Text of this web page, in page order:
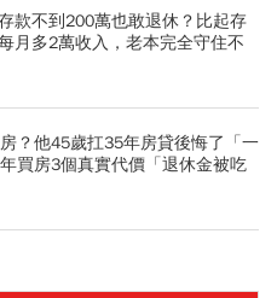
款不到200萬也敢退休？比起存
月多2萬收入，老本完全守住不
？他45歲扛35年房貸後悔了「一
買房3個真實代價「退休金被吃